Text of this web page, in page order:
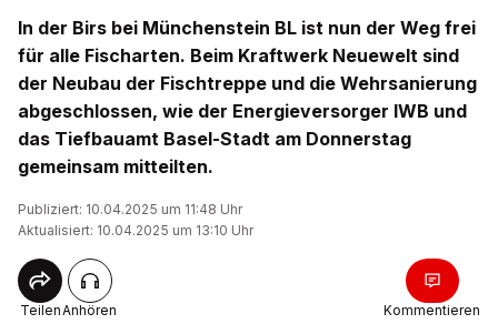
In der Birs bei Münchenstein BL ist nun der Weg frei
für alle Fischarten. Beim Kraftwerk Neuewelt sind
der Neubau der Fischtreppe und die Wehrsanierung
abgeschlossen, wie der Energieversorger IWB und
das Tiefbauamt Basel-Stadt am Donnerstag
gemeinsam mitteilten.
Publiziert: 10.04.2025 um 11:48 Uhr
Aktualisiert: 10.04.2025 um 13:10 Uhr
TeilenAnhören Kommentieren